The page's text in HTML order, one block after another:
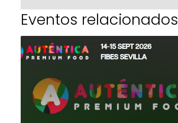
Eventos relacionados